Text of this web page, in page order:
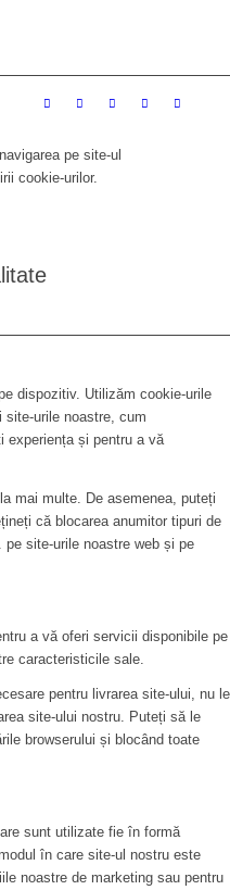
pe site-ul
cookie-urilor.
dispozitiv. Utilizăm cookie-urile
urile noastre, cum
experiența și pentru a vă
mai multe. De asemenea, puteți
că blocarea anumitor tipuri de
site-urile noastre web și pe
a vă oferi servicii disponibile pe
caracteristicile sale.
pentru livrarea site-ului, nu le
site-ului nostru. Puteți să le
browserului și blocând toate
sunt utilizate fie în formă
în care site-ul nostru este
noastre de marketing sau pentru